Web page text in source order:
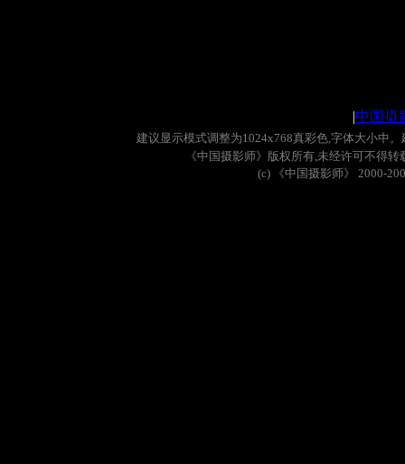
|中国摄
建议显示模式调整为1024x768真彩色,字体大小中。
《中国摄影师》版权所有,未经许可不得转
(c)
《中国摄影师》 2000-200